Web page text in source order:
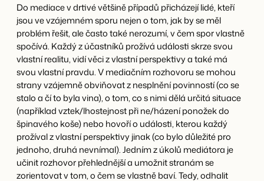
Do mediace v drtivé většině případů přicházejí lidé, kteří
jsou ve vzájemném sporu nejen o tom, jak by se měl
problém řešit, ale často také nerozumí, v čem spor vlastně
spočívá. Každý z účastníků prožívá události skrze svou
vlastní realitu, vidí věci z vlastní perspektivy a také má
svou vlastní pravdu. V mediačním rozhovoru se mohou
strany vzájemně obviňovat z nesplnění povinností (co se
stalo a čí to byla vina), o tom, co s nimi dělá určitá situace
(například vztek/lhostejnost při ne/házení ponožek do
špinavého koše) nebo hovoří o události, kterou každý
prožíval z vlastní perspektivy jinak (co bylo důležité pro
jednoho, druhá nevnímal). Jedním z úkolů mediátora je
učinit rozhovor přehlednější a umožnit stranám se
zorientovat v tom, o čem se vlastně baví. Tedy, odhalit